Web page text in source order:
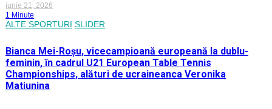
iunie 21, 2026
1 Minute
ALTE SPORTURI SLIDER
Bianca Mei-Roșu, vicecampioană europeană la dublu-
feminin, în cadrul U21 European Table Tennis
Championships, alături de ucraineanca Veronika
Matiunina